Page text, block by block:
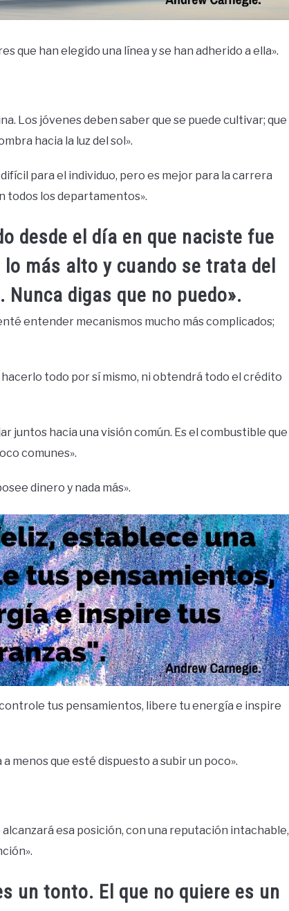
que han elegido una línea y se han adherido a ella».
Los jóvenes deben saber que se puede cultivar; que
hacia la luz del sol».
para el individuo, pero es mejor para la carrera
todos los departamentos».
desde el día en que naciste fue
más alto y cuando se trata del
digas que no puedo».
entender mecanismos mucho más complicados;
todo por sí mismo, ni obtendrá todo el crédito
juntos hacia una visión común. Es el combustible que
comunes».
dinero y nada más».
tus pensamientos, libere tu energía e inspire
menos que esté dispuesto a subir un poco».
alcanzará esa posición, con una reputación intachable,
un tonto. El que no quiere es un